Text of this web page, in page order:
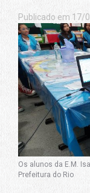
Publicado em 17/
Os alunos da E.M.
Prefeitura do Rio